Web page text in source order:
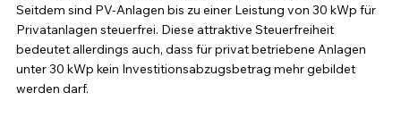
Seitdem sind PV-Anlagen bis zu einer Leistung von 30 kWp für
Privatanlagen steuerfrei. Diese attraktive Steuerfreiheit
bedeutet allerdings auch, dass für privat betriebene Anlagen
unter 30 kWp kein Investitionsabzugsbetrag mehr gebildet
werden darf.